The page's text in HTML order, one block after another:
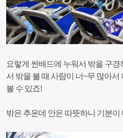
요렇게 썬배드에 누워서 밖을 구경
서 밖을 볼 때 사람이 너~무 많아
볼 수 있죠!
밖은 추운데 안은 따뜻하니 기분이